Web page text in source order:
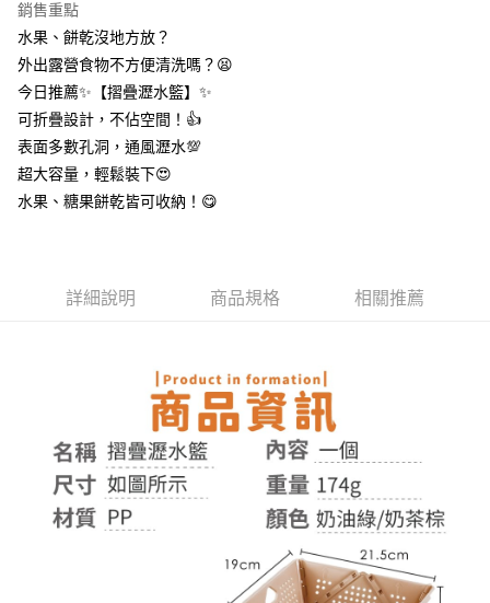
匯豐（台灣）商業銀行
聯邦商業銀行
元大商業銀行
玉山商業銀行
台新國際商業銀行
台灣樂天信用卡公司
街口支付
悠遊付
AFTEE先享後付
相關說明
【關於「AFTEE先享後付」】
AFTEE先享後付是「在收到商品之後才付款」的支付方式。 讓您購物簡單
便利好安心！
１．簡單：不需註冊會員、不需綁卡、不需儲值。
【「AFTEE先享後付」結帳流程】
３．收到繳費通知簡訊後14天內，點擊此簡訊中的連結，可透過四大超商／
ATM／網路銀行／等多元方式進行付款，方視為交易完成。
※ 請注意：結帳手續完成當下不需立刻繳費，但若您需要取消訂單，請聯絡
購買商品的店家。未經商家同意取消之訂單仍視為有效，需透過AFTEE先享
後付繳納相關費用。
※ 交易是否成功請以「AFTEE先享後付 」之結帳頁面顯示為準，若有關於
是否繳費成功／繳費後需取消欲退款等相關疑問，請聯繫「AFTEE先享後付
客戶支援中心」https://netprotections.freshdesk.com/support/home
１．透過由恩沛科技股份有限公司提供之「AFTEE先享後付」服務完成之交
易，需依本服務之必要範圍內提供個人資料，並將交易相關給付款項請求債
ATM付款
每筆NT$60，滿NT$399(含以上)免運費
每筆NT$60，滿NT$399(含以上)免運費
付款後7-11取貨
每筆NT$60，滿NT$399(含以上)免運費
每筆NT$65，滿NT$99(含以上)免運費
銷售重點
水果、餅乾沒地方放？
外出露營食物不方便清洗嗎？😫
今日推薦✨【摺疊瀝水籃】✨
可折疊設計，不佔空間！👍️
表面多數孔洞，通風瀝水💯
超大容量，輕鬆裝下😍
水果、糖果餅乾皆可收納！😋
詳細說明 商品規格 相關推薦